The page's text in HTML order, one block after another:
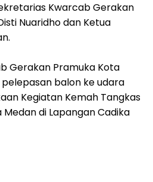
Kwarcab Gerakan
Nuaridho dan Ketua
Gerakan Pramuka Kota
balon ke udara
Kegiatan Kemah Tangkas
di Lapangan Cadika